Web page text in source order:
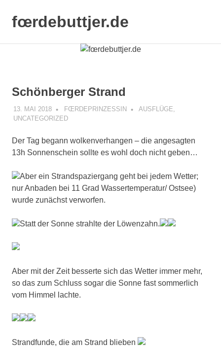
Inhalt
springen
fœrdebuttjer.de
Schönberger Strand
13. MAI 2018 FŒRDEPRINZESSIN AUSFLÜGE
UNCATEGORIZED
Der Tag begann wolkenverhangen – die angesagten
13h Sonnenschein sollte es wohl doch nicht geben…
Aber ein Strandspaziergang geht bei jedem Wetter;
nur Anbaden bei 11 Grad Wassertemperatur/ Ostsee)
wurde zunächst verworfen.
Statt der Sonne strahlte der Löwenzahn.
Aber mit der Zeit besserte sich das Wetter immer mehr,
so das zum Schluss sogar die Sonne fast sommerlich
vom Himmel lachte.
Strandfunde, die am Strand blieben